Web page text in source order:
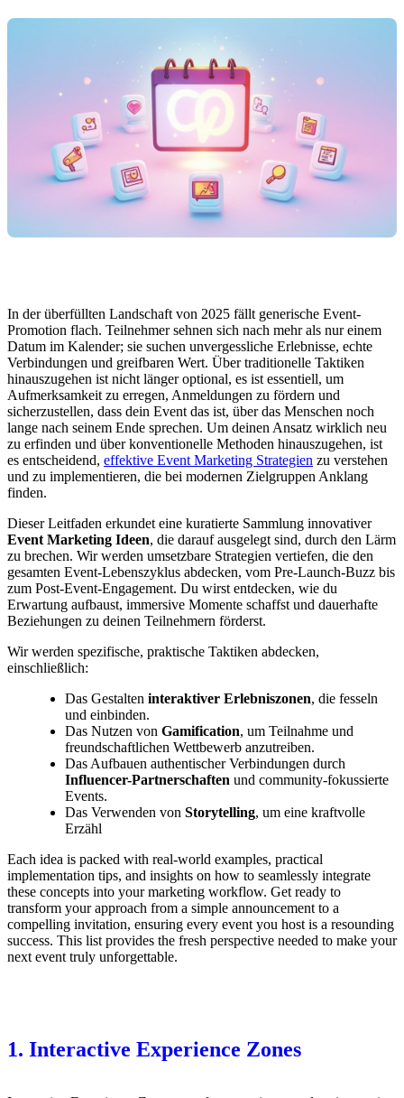
In der überfüllten Landschaft von 2025 fällt generische Event-
Promotion flach. Teilnehmer sehnen sich nach mehr als nur einem
Datum im Kalender; sie suchen unvergessliche Erlebnisse, echte
Verbindungen und greifbaren Wert. Über traditionelle Taktiken
hinauszugehen ist nicht länger optional, es ist essentiell, um
Aufmerksamkeit zu erregen, Anmeldungen zu fördern und
sicherzustellen, dass dein Event das ist, über das Menschen noch
lange nach seinem Ende sprechen. Um deinen Ansatz wirklich neu
zu erfinden und über konventionelle Methoden hinauszugehen, ist
es entscheidend, effektive Event Marketing Strategien zu verstehen
und zu implementieren, die bei modernen Zielgruppen Anklang
finden.
Dieser Leitfaden erkundet eine kuratierte Sammlung innovativer
Event Marketing Ideen, die darauf ausgelegt sind, durch den Lärm
zu brechen. Wir werden umsetzbare Strategien vertiefen, die den
gesamten Event-Lebenszyklus abdecken, vom Pre-Launch-Buzz bis
zum Post-Event-Engagement. Du wirst entdecken, wie du
Erwartung aufbaust, immersive Momente schaffst und dauerhafte
Beziehungen zu deinen Teilnehmern förderst.
Wir werden spezifische, praktische Taktiken abdecken,
einschließlich:
Das Gestalten interaktiver Erlebniszonen, die fesseln
und einbinden.
Das Nutzen von Gamification, um Teilnahme und
freundschaftlichen Wettbewerb anzutreiben.
Das Aufbauen authentischer Verbindungen durch
Influencer-Partnerschaften und community-fokussierte
Events.
Das Verwenden von Storytelling, um eine kraftvolle
Erzähl
Each idea is packed with real-world examples, practical
implementation tips, and insights on how to seamlessly integrate
these concepts into your marketing workflow. Get ready to
transform your approach from a simple announcement to a
compelling invitation, ensuring every event you host is a resounding
success. This list provides the fresh perspective needed to make your
next event truly unforgettable.
1. Interactive Experience Zones